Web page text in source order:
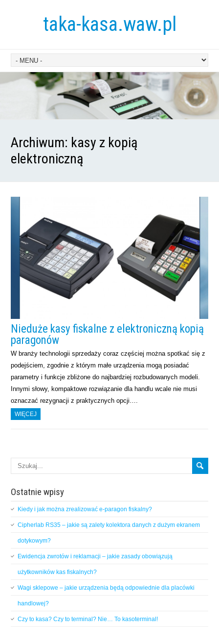
taka-kasa.waw.pl
Archiwum: kasy z kopią
elektroniczną
Nieduże kasy fiskalne z elektroniczną kopią
paragonów
W branży technologii sprzedaży coraz częściej można spotkać się z
podejściem, zgodnie z którym małe urządzenia mogą posiadać
parametry i funkcje zbliżone do najbardziej rozbudowanych modeli.
Innymi słowy, kompaktowe rozwiązanie dla handlu wcale nie musi
oznaczać rezygnacji z praktycznych opcji….
WIĘCEJ
Ostatnie wpisy
Kiedy i jak można zrealizować e-paragon fiskalny?
Cipherlab RS35 – jakie są zalety kolektora danych z dużym ekranem
dotykowym?
Ewidencja zwrotów i reklamacji – jakie zasady obowiązują
użytkowników kas fiskalnych?
Wagi sklepowe – jakie urządzenia będą odpowiednie dla placówki
handlowej?
Czy to kasa? Czy to terminal? Nie… To kasoterminal!